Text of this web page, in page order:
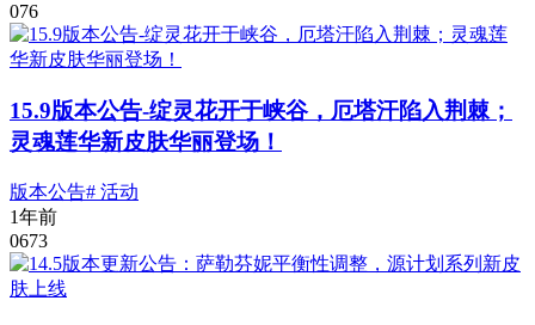
076
15.9版本公告-绽灵花开于峡谷，厄塔汗陷入荆棘；
灵魂莲华新皮肤华丽登场！
版本公告# 活动
1年前
0673